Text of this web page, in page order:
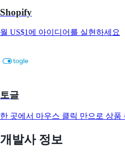
Shopify
월 US$1에 아이디어를 실현하세요
토글
한 곳에서 마우스 클릭 만으로 상
개발사 정보